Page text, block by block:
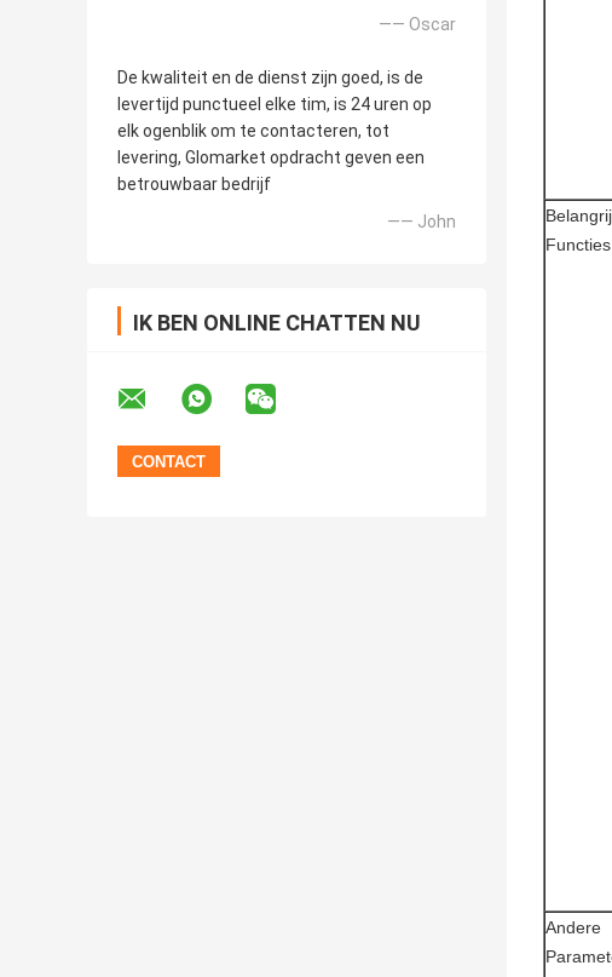
—— Oscar
De kwaliteit en de dienst zijn goed, is de
levertijd punctueel elke tim, is 24 uren op
elk ogenblik om te contacteren, tot
levering, Glomarket opdracht geven een
betrouwbaar bedrijf
—— John
IK BEN ONLINE CHATTEN NU
Functies
Andere